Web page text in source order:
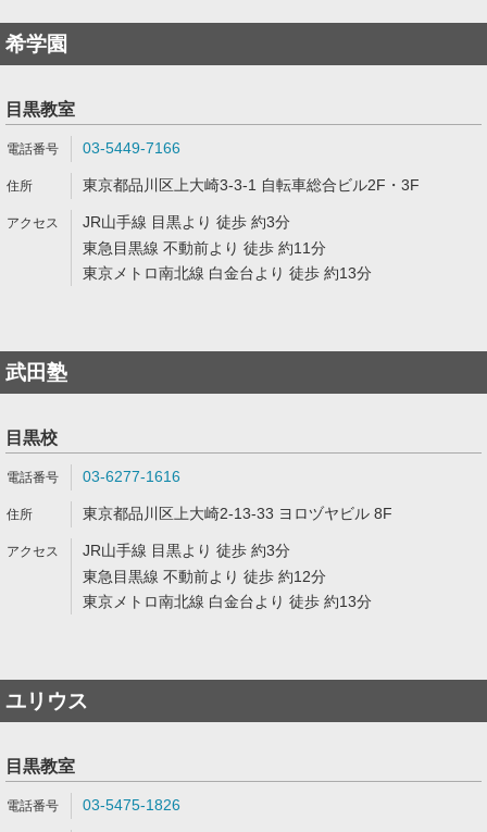
希学園
目黒教室
03-5449-7166
東京都品川区上大崎3-3-1 自転車総合ビル2F・3F
JR山手線 目黒より 徒歩 約3分
東急目黒線 不動前より 徒歩 約11分
東京メトロ南北線 白金台より 徒歩 約13分
武田塾
目黒校
03-6277-1616
東京都品川区上大崎2-13-33 ヨロヅヤビル 8F
JR山手線 目黒より 徒歩 約3分
東急目黒線 不動前より 徒歩 約12分
東京メトロ南北線 白金台より 徒歩 約13分
ユリウス
目黒教室
03-5475-1826